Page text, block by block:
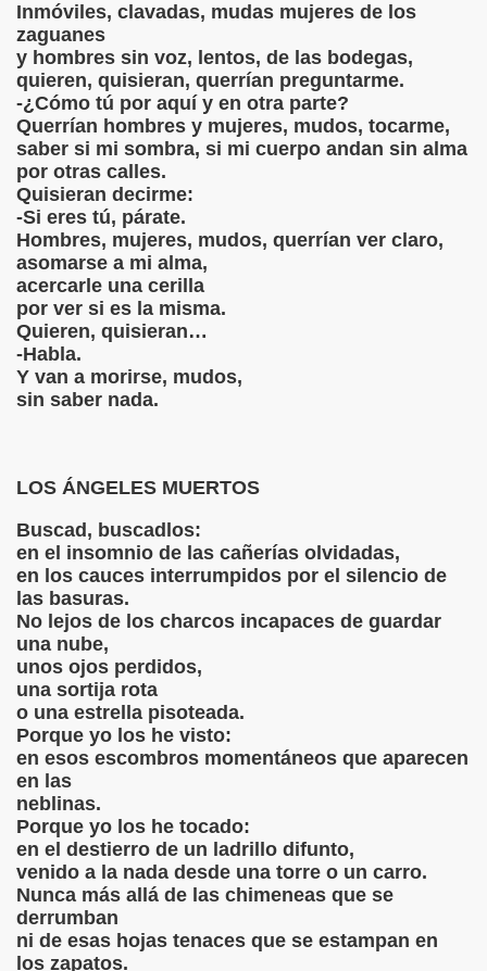
Inmóviles, clavadas, mudas mujeres de los
zaguanes
y hombres sin voz, lentos, de las bodegas,
quieren, quisieran, querrían preguntarme.
-¿Cómo tú por aquí y en otra parte?
Querrían hombres y mujeres, mudos, tocarme,
saber si mi sombra, si mi cuerpo andan sin alma
por otras calles.
Quisieran decirme:
-Si eres tú, párate.
Hombres, mujeres, mudos, querrían ver claro,
asomarse a mi alma,
acercarle una cerilla
por ver si es la misma.
Quieren, quisieran…
-Habla.
Y van a morirse, mudos,
sin saber nada.
LOS ÁNGELES MUERTOS
Buscad, buscadlos:
en el insomnio de las cañerías olvidadas,
en los cauces interrumpidos por el silencio de
las basuras.
No lejos de los charcos incapaces de guardar
una nube,
unos ojos perdidos,
una sortija rota
o una estrella pisoteada.
Porque yo los he visto:
en esos escombros momentáneos que aparecen
en las
neblinas.
Porque yo los he tocado:
en el destierro de un ladrillo difunto,
venido a la nada desde una torre o un carro.
Nunca más allá de las chimeneas que se
derrumban
ni de esas hojas tenaces que se estampan en
los zapatos.